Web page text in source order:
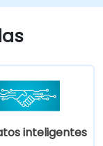
así
para
y
inteligentes